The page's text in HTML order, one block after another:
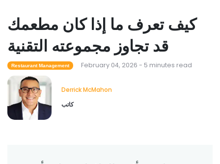
كيف تعرف ما إذا كان مطعمك
قد تجاوز مجموعته التقنية
Restaurant Management February 04, 2026 - 5 minutes read
Derrick McMahon
كاتب